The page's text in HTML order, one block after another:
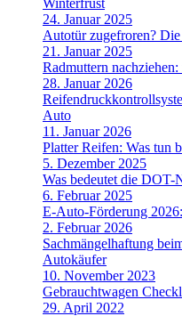
Winterfrust
24. Januar 2025
Autotür zugefroren?
21. Januar 2025
Radmuttern
28. Januar 2026
Auto
11. Januar 2026
Platter Reifen: Was tun
5. Dezember 2025
Was bedeutet die DOT-
6. Februar 2025
E-Auto-Förderung
2. Februar 2026
Sachmängelhaftung
Autokäufer
10. November 2023
Gebrauchtwagen
29. April 2022